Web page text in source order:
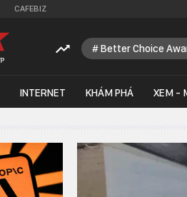
CAFEBIZ
Better Choice
INTERNET KHÁM PHÁ XEM -